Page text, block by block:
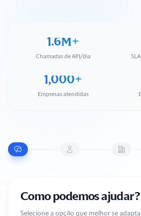
1.6M+
Chamadas de API/dia
1,000+
Empresas atendidas
Como podemos ajudar?
Selecione a opção que melhor se adapta